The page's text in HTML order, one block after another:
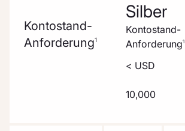
Kontostand-
Anforderung1
Silber
Kontostand-
Anforderung1
< USD
10,000